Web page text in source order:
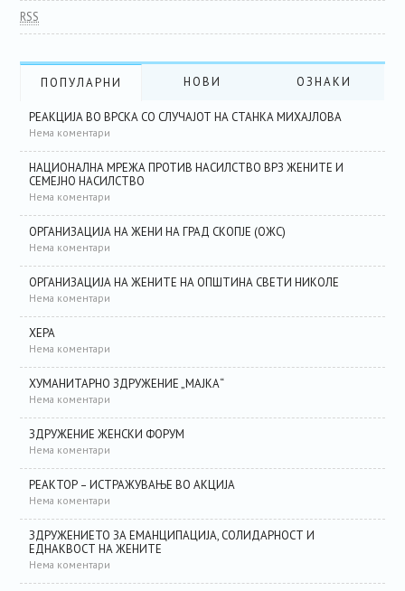
RSS
ПОПУЛАРНИ НОВИ ОЗНАКИ
РЕАКЦИЈА ВО ВРСКА СО СЛУЧАЈОТ НА СТАНКА МИХАЈЛОВА
Нема коментари
НАЦИОНАЛНА МРЕЖА ПРОТИВ НАСИЛСТВО ВРЗ ЖЕНИТЕ И
СЕМЕЈНО НАСИЛСТВО
Нема коментари
ОРГАНИЗАЦИЈА НА ЖЕНИ НА ГРАД СКОПЈЕ (ОЖС)
Нема коментари
ОРГАНИЗАЦИЈА НА ЖЕНИТЕ НА ОПШТИНА СВЕТИ НИКОЛЕ
Нема коментари
ХЕРА
Нема коментари
ХУМАНИТАРНО ЗДРУЖЕНИЕ „МАЈКА“
Нема коментари
ЗДРУЖЕНИЕ ЖЕНСКИ ФОРУМ
Нема коментари
РЕАКТОР – ИСТРАЖУВАЊЕ ВО АКЦИЈА
Нема коментари
ЗДРУЖЕНИЕТО ЗА ЕМАНЦИПАЦИЈА, СОЛИДАРНОСТ И
ЕДНАКВОСТ НА ЖЕНИТЕ
Нема коментари